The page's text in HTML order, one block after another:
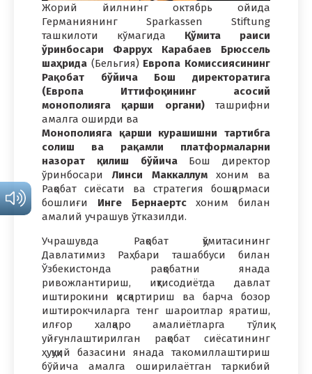
Жорий йилнинг октябрь ойида
Германиянинг Sparkassen Stiftung
ташкилоти кўмагида Қўмита раиси
ўринбосари Фаррух Карабаев Брюссель
шаҳрида (Бельгия)Европа Комиссиясининг
Рақобат бўйича Бош директоратига
(Европа Иттифоқининг асосий
монополияга қарши органи)ташрифни
амалга оширди ва
Монополияга қарши курашишни тартибга
солиш ва рақамли платформаларни
назорат қилиш бўйичаБош директор
ўринбосариЛинси Маккаллумхоним ва
Рақобат сиёсати ва стратегия бошқармаси
бошлиғи Инге Бернаертсхоним билан
амалий учрашув ўтказилди.
Учрашувда Рақобат қўмитасининг
Давлатимиз Раҳбари ташаббуси билан
Ўзбекистонда рақобатни янада
ривожлантириш, иқтисодиётда давлат
иштирокини қисқартириш ва барча бозор
иштирокчиларга тенг шароитлар яратиш,
илғор халқаро амалиётларга тўлиқ
уйғунлаштирилган рақобат сиёсатининг
ҳуқуқий базасини янада такомиллаштириш
бўйича амалга оширилаётган таркибий